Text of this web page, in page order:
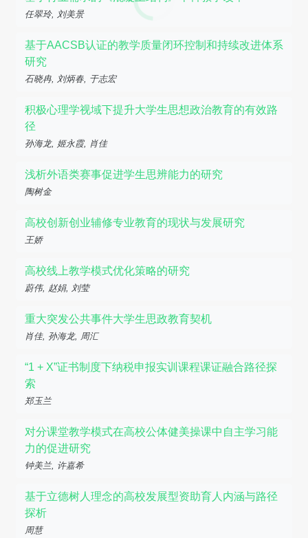
任翠玲, 刘美景
基于AACSB认证的教学质量闭环控制和持续改进体系
研究
石晓冉, 刘炳春, 于志宏
积极心理学视域下提升大学生思想政治教育的有效路
径
孙海龙, 姬永霞, 肖佳
浅析外语类赛事促进学生思辨能力的研究
陶树金
高校创新创业辅修专业教育的现状与发展研究
王娇
高校线上教学模式优化策略的研究
蔚伟, 赵娟, 刘莹
重大突发公共事件大学生思政教育契机
肖佳, 孙海龙, 周汇
“1 + X”证书制度下纳税申报实训课程课证融合路径探
索
郑玉兰
对分课堂教学模式在高校公体健美操课中自主学习能
力的促进研究
钟美兰, 许嘉希
基于立德树人理念的高校发展型资助育人内涵与路径
探析
周慧